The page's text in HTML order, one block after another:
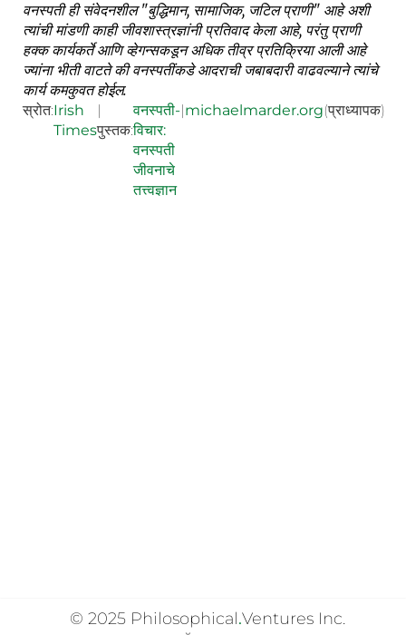
वनस्पती ही संवेदनशील "बुद्धिमान, सामाजिक, जटिल प्राणी" आहे अशी
त्यांची मांडणी काही जीवशास्त्रज्ञांनी प्रतिवाद केला आहे, परंतु प्राणी
हक्क कार्यकर्ते आणि व्हेगन्सकडून अधिक तीव्र प्रतिक्रिया आली आहे
ज्यांना भीती वाटते की वनस्पतींकडे आदराची जबाबदारी वाढवल्याने त्यांचे
कार्य कमकुवत होईल.
स्रोत:Irish
Timesपुस्तक:
वनस्पती-
विचार:
वनस्पती
जीवनाचे
तत्त्वज्ञान
michaelmarder.org(प्राध्यापक)
© 2025 Philosophical.Ventures Inc.